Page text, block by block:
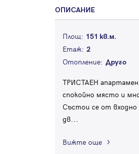
ОПИСАНИЕ
Площ: 151 кв.м.
Етаж: 2
Отопление: Друго
ТРИСТАЕН
спокойно място и
Състои се от входно
дв...
Вижте още